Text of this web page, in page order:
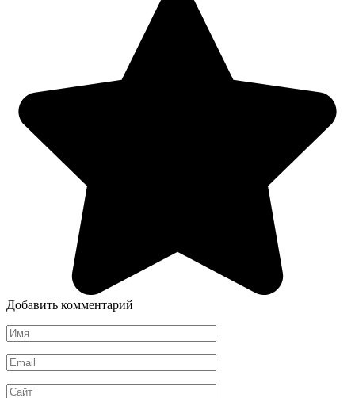
Добавить комментарий
Имя
*
Email
*
Сайт